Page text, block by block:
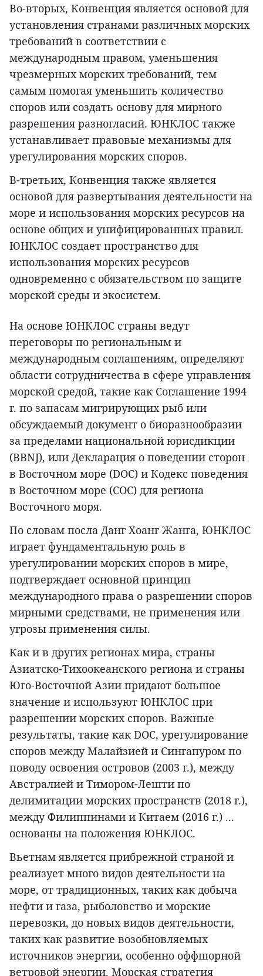
Во-вторых, Конвенция является основой для
установления странами различных морских
требований в соответствии с
международным правом, уменьшения
чрезмерных морских требований, тем
самым помогая уменьшить количество
споров или создать основу для мирного
разрешения разногласий. ЮНКЛОС также
устанавливает правовые механизмы для
урегулирования морских споров.
В-третьих, Конвенция также является
основой для развертывания деятельности на
море и использования морских ресурсов на
основе общих и унифицированных правил.
ЮНКЛОС создает пространство для
использования морских ресурсов
одновременно с обязательством по защите
морской среды и экосистем.
На основе ЮНКЛОС страны ведут
переговоры по региональным и
международным соглашениям, определяют
области сотрудничества в сфере управления
морской средой, такие как Соглашение 1994
г. по запасам мигрирующих рыб или
обсуждаемый документ о биоразнообразии
за пределами национальной юрисдикции
(BBNJ), или Декларация о поведении сторон
в Восточном море (DOC) и Кодекс поведения
в Восточном море (COC) для региона
Восточного моря.
По словам посла Данг Хоанг Жанга, ЮНКЛОС
играет фундаментальную роль в
урегулировании морских споров в мире,
подтверждает основной принцип
международного права о разрешении споров
мирными средствами, не применения или
угрозы применения силы.
Как и в других регионах мира, страны
Азиатско-Тихоокеанского региона и страны
Юго-Восточной Азии придают большое
значение и используют ЮНКЛОС при
разрешении морских споров. Важные
результаты, такие как DOC, урегулирование
споров между Малайзией и Сингапуром по
поводу освоения островов (2003 г.), между
Австралией и Тимором-Лешти по
делимитации морских пространств (2018 г.),
между Филиппинами и Китаем (2016 г.) ...
основаны на положения ЮНКЛОС.
Вьетнам является прибрежной страной и
реализует много видов деятельности на
море, от традиционных, таких как добыча
нефти и газа, рыболовство и морские
перевозки, до новых видов деятельности,
таких как развитие возобновляемых
источников энергии, особенно оффшорной
ветровой энергии. Морская стратегия